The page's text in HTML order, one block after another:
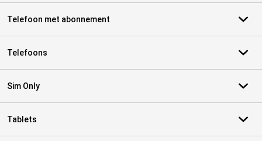
Telefoon met abonnement
Telefoons
Sim Only
Tablets